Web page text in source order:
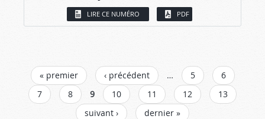
LIRE CE NUMÉRO PDF
PAGES
« premier ‹ précédent … 5
6
7
8 9 10 11 12
13
suivant ›
dernier »